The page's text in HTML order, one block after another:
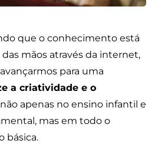
que o conhecimento está
mãos através da internet,
para uma
a criatividade e o
não apenas no ensino infantil e
mas em todo o
básica.